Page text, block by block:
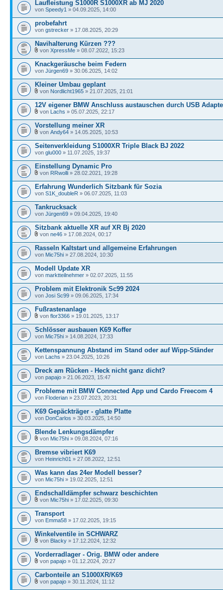
Laufleistung S1000R S1000XR ab MJ 2020
von Speedy1 » 04.09.2025, 14:00
probefahrt
von gstrecker » 17.08.2025, 20:29
Navihalterung Kürzen ???
von XpressMe » 08.07.2022, 15:23
Knackgeräusche beim Federn
von Jürgen69 » 30.06.2025, 14:02
Kleiner Umbau geplant
von Nordlicht1965 » 21.07.2025, 21:01
12V eigener BMW Anschluss austauschen durch USB
von Lachs » 05.07.2025, 22:17
Vorstellung meiner XR
von Andy64 » 14.05.2025, 10:53
Seitenverkleidung S1000XR Triple Black BJ 2022
von glu000 » 11.07.2025, 19:37
Einstellung Dynamic Pro
von RRwolli » 28.02.2021, 19:28
Erfahrung Wunderlich Sitzbank für Sozia
von S1K_doubleR » 06.07.2025, 11:03
Tankrucksack
von Jürgen69 » 09.04.2025, 19:40
Sitzbank aktuelle XR auf XR Bj 2020
von ne46 » 17.08.2024, 00:17
Rasseln Kaltstart und allgemeine Erfahrungen
von Mic75hi » 27.08.2024, 10:30
Modell Update XR
von marktteilnehmer » 02.07.2025, 11:55
Problem mit Elektronik Sc99 2024
von Josi Sc99 » 09.06.2025, 17:34
Fußrastenanlage
von flor3366 » 19.01.2025, 13:17
Schlösser ausbauen K69 Koffer
von Mic75hi » 14.08.2024, 17:33
Kettenspannung Abstand im Stand oder auf Wipp-Ständer
von Lachs » 23.04.2025, 10:26
Dreck am Rücken - Heck nicht ganz dicht?
von papajo » 21.06.2023, 15:47
Probleme mit BMW Connected App und Cardo Freecom 4
von Floderian » 23.07.2023, 20:31
K69 Gepäckträger - glatte Platte
von DonCarlos » 30.03.2025, 14:50
Blende Lenkungsdämpfer
von Mic75hi » 09.08.2024, 07:16
Bremse vibriert K69
von Heinrich01 » 27.08.2022, 12:51
Was kann das 24er Modell besser?
von Mic75hi » 19.02.2025, 12:51
Endschalldämpfer schwarz beschichten
von Mic75hi » 17.02.2025, 09:30
Transport
von Emma58 » 17.02.2025, 19:15
Winkelventile in SCHWARZ
von Blacky » 17.12.2024, 12:32
Vorderradlager - Orig. BMW oder andere
von papajo » 01.12.2024, 20:27
Carbonteile an S1000XR/K69
von papajo » 30.11.2024, 11:12